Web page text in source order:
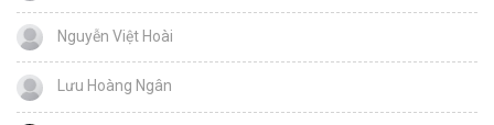
Nguyễn Việt Hoài
Lưu Hoàng Ngân